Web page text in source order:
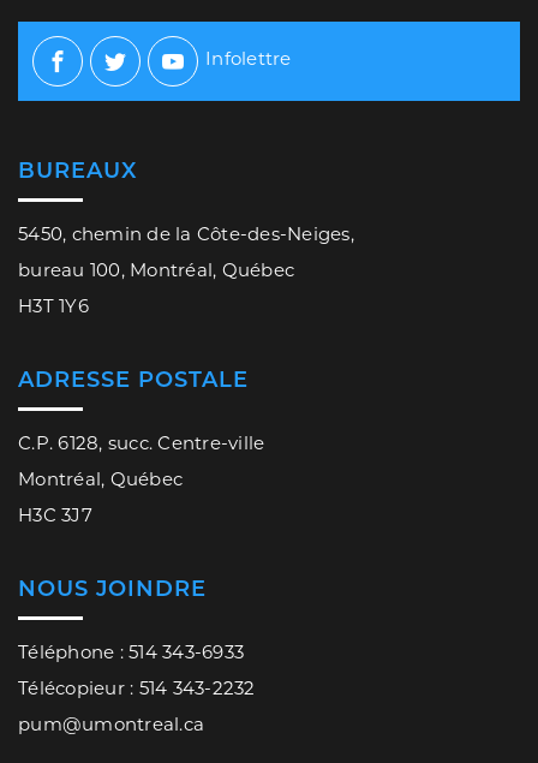
Facebook
TwitterYoutube
Infolettre
BUREAUX
5450, chemin de la Côte-des-Neiges,
bureau 100, Montréal, Québec
H3T 1Y6
ADRESSE POSTALE
C.P. 6128, succ. Centre-ville
Montréal, Québec
H3C 3J7
NOUS JOINDRE
Téléphone : 514 343-6933
Télécopieur : 514 343-2232
pum@umontreal.ca